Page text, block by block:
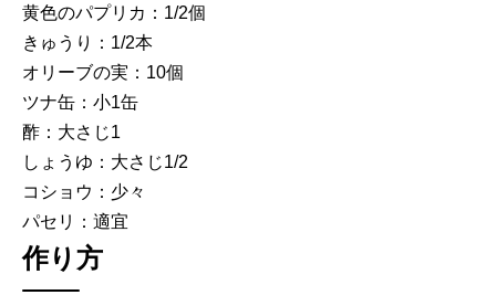
黄色のパプリカ：1/2個
きゅうり：1/2本
オリーブの実：10個
ツナ缶：小1缶
酢：大さじ1
しょうゆ：大さじ1/2
コショウ：少々
パセリ：適宜
作り方